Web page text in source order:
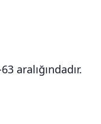
aralığındadır.